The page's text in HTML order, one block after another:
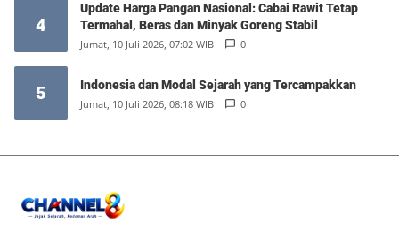
4
Update Harga Pangan Nasional: Cabai Rawit Tetap
Termahal, Beras dan Minyak Goreng Stabil
Jumat, 10 Juli 2026, 07:02 WIB 0
5 Indonesia dan Modal Sejarah yang Tercampakkan
Jumat, 10 Juli 2026, 08:18 WIB 0